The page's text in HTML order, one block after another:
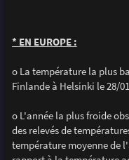
* EN EUROPE :
o La température la plus
Finlande à Helsinki le 28/
o L'année la plus froide
des relevés de
température moyenne de